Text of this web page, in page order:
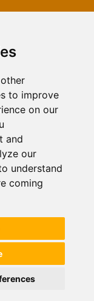
to improve
on our
and
our
understand
coming